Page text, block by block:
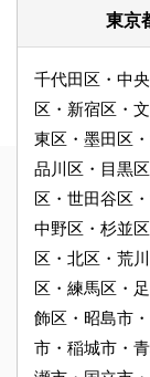
東京
千代田区・中
区・新宿区・
東区・墨田区
品川区・目黒
区・世田谷区
中野区・杉並
区・北区・荒
区・練馬区・
飾区・昭島市
市・稲城市・